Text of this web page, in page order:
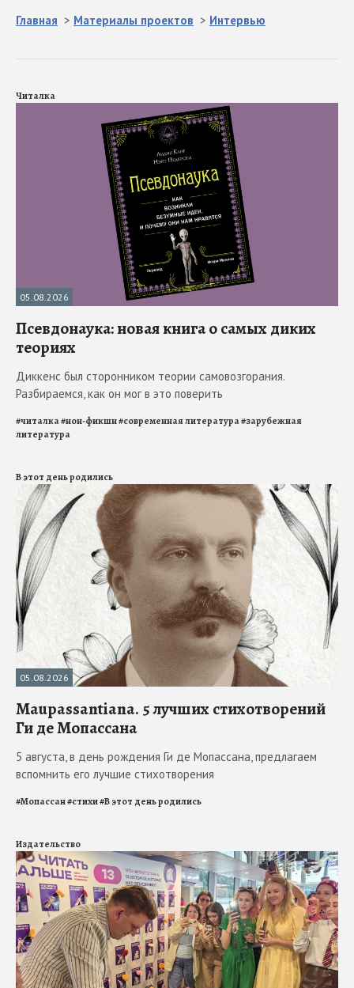
Главная > Материалы проектов > Интервью
Читалка
05.08.2026
Псевдонаука: новая книга о самых диких
теориях
Диккенс был сторонником теории самовозгорания.
Разбираемся, как он мог в это поверить
#читалка#нон-фикшн#современная литература#зарубежная
литература
В этот день родились
05.08.2026
Maupassantiana. 5 лучших стихотворений
Ги де Мопассана
5 августа, в день рождения Ги де Мопассана, предлагаем
вспомнить его лучшие стихотворения
#Мопассан#стихи#В этот день родились
Издательство